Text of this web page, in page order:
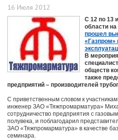
16 Июля 2012
С 12 по 13
области на
прошел
«Газпром»
В
обществ
также
предприятий – производителей
С приветственным словом к
инженер ЗАО «Тяжпромарматура»
сотрудничество предприятия с
полувека, и поблагодарил
ЗАО «Тяжпромарматура» в качестве
семинара.